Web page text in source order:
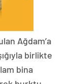
Ağdam’a
birlikte
bina